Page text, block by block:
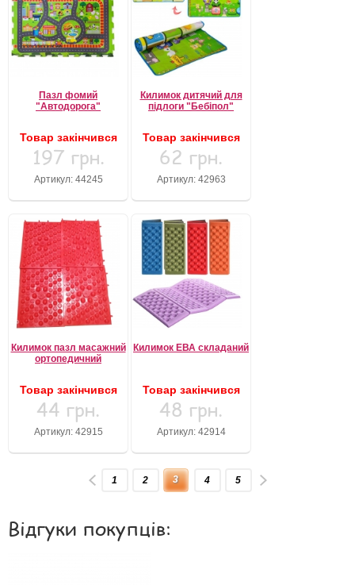
Пазл фомий
"Автодорога"
Товар закінчився
197 грн.
Артикул: 44245
Килимок дитячий для
підлоги "Бебіпол"
Товар закінчився
62 грн.
Артикул: 42963
Килимок пазл масажний
ортопедичний
Товар закінчився
44 грн.
Артикул: 42915
Килимок ЕВА складаний
Товар закінчився
48 грн.
Артикул: 42914
1 2 3 4 5
Відгуки покупців: